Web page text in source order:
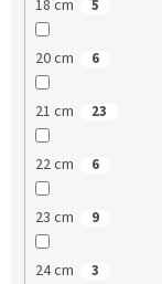
18 cm 5
20 cm 6
21 cm 23
22 cm 6
23 cm 9
24 cm 3